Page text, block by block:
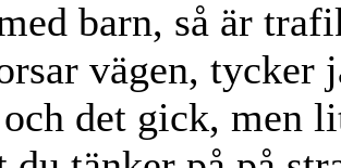
barn, så är
vägen, tycker
det gick, men